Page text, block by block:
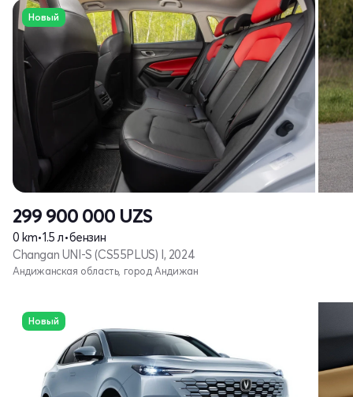
Новый
299 900 000 UZS
0 km•1.5 л•бензин
Changan UNI-S (CS55PLUS) I, 2024
Андижанская область, город Андижан
Новый